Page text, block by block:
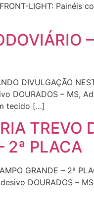
LIGHT: Painéis
DIVULGAÇÃO
DOURADOS – MS,
tecido […]
TREVO
2ª PLACA
GRANDE – 2ª
DOURADOS –